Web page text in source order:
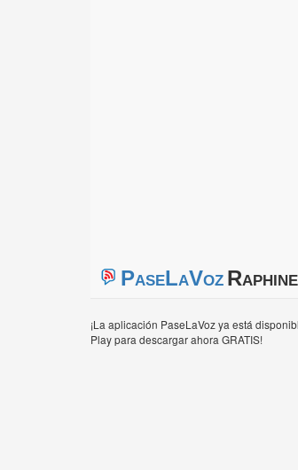
PaseLaVoz
¡La aplicación PaseLaVoz ya está
Play para descargar ahora GRATIS!